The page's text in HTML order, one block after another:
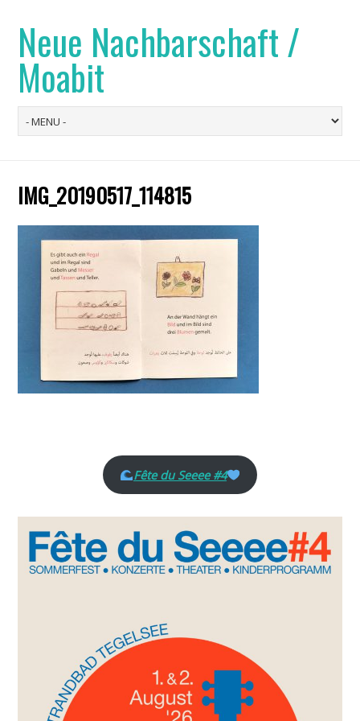
Neue Nachbarschaft /
Moabit
IMG_20190517_114815
Fête du Seeee #4